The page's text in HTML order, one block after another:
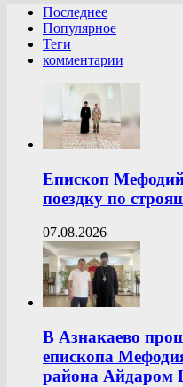
Последнее
Популярное
Теги
комментарии
Епископ
поездку по
07.08.2026
В Азнакаево
епископа
района